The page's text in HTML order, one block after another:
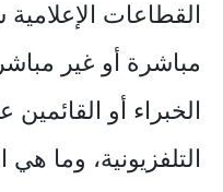
القطاعات
مباشرة أو غير
الخبراء أو القائمين
التلفزيونية، وما هي